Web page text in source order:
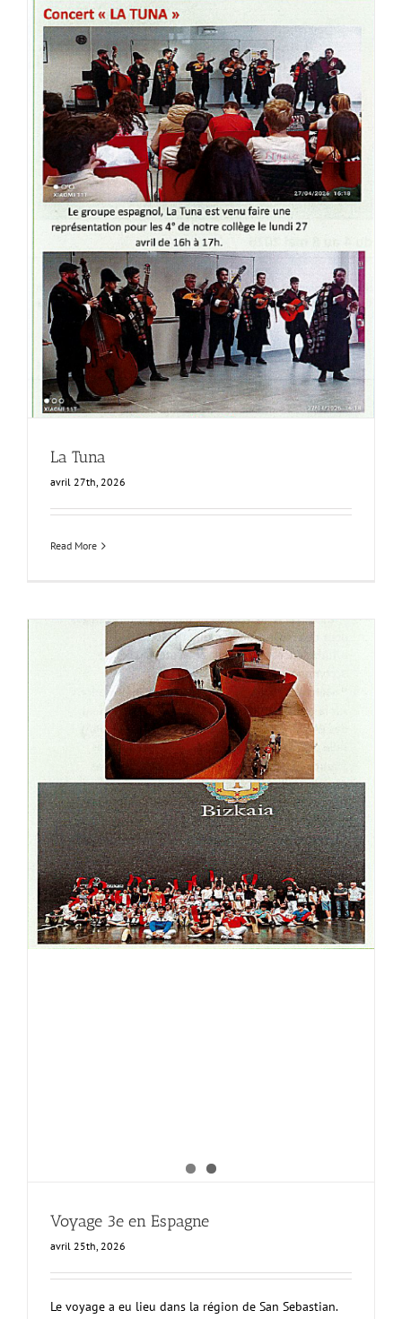
La Tuna
avril 27th, 2026
Read More
Voyage 3e en Espagne
avril 25th, 2026
Le voyage a eu lieu dans la région de San Sebastian.